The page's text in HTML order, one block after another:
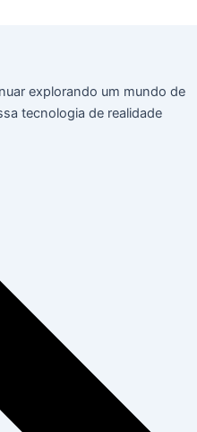
explorando um mundo de
tecnologia de realidade